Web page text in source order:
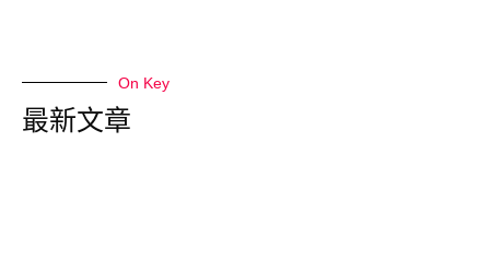
On Key
最新文章